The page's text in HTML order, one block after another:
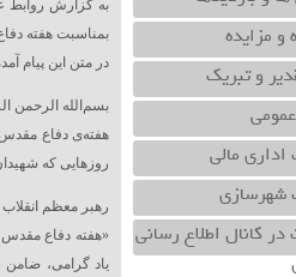
و مزایده
و تبریک
اداري مالي
شهرسازي
کانال اطلاع رسانی
به گزارش
بمناسبت هفته
در متن این پیام
بسم‌الله الرحمن
هفته‌ی دفاع مقدس
روزهایی که
رهبر معظم انقلاب
«هفته دفاع
یاد گرامی،